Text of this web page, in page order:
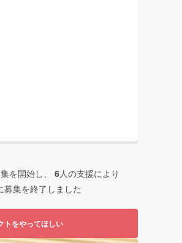
を開始し、 6人の支援により
募集を終了しました
トをやってほしい